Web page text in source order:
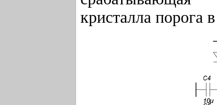
кристалла порога